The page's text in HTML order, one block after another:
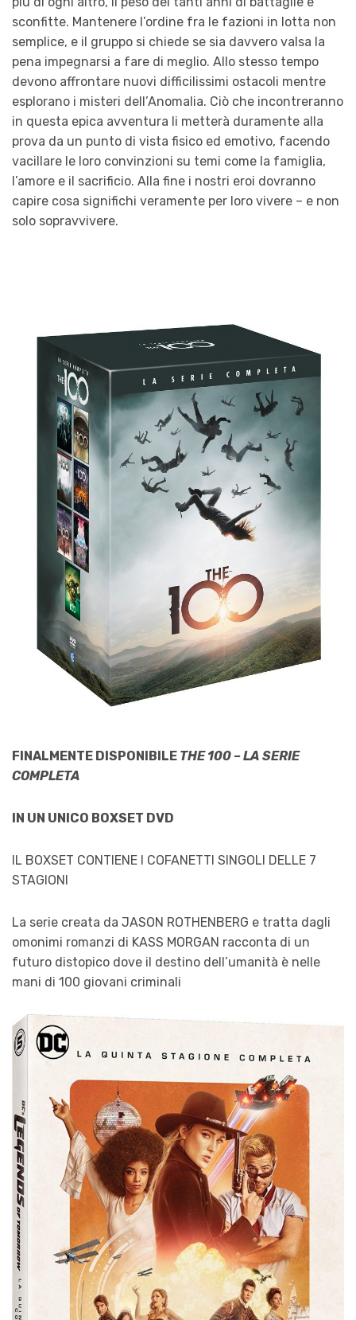
sconfitte. Mantenere l’ordine fra le fazioni in lotta non
semplice, e il gruppo si chiede se sia davvero valsa la
pena impegnarsi a fare di meglio. Allo stesso tempo
devono affrontare nuovi difficilissimi ostacoli mentre
esplorano i misteri dell’Anomalia. Ciò che incontreranno
in questa epica avventura li metterà duramente alla
prova da un punto di vista fisico ed emotivo, facendo
vacillare le loro convinzioni su temi come la famiglia,
l’amore e il sacrificio. Alla fine i nostri eroi dovranno
capire cosa significhi veramente per loro vivere – e non
solo sopravvivere.
FINALMENTE DISPONIBILE THE 100 – LA SERIE
COMPLETA
IN UN UNICO BOXSET DVD
IL BOXSET CONTIENE I COFANETTI SINGOLI DELLE 7
STAGIONI
La serie creata da JASON ROTHENBERG e tratta dagli
omonimi romanzi di KASS MORGAN racconta di un
futuro distopico dove il destino dell’umanità è nelle
mani di 100 giovani criminali